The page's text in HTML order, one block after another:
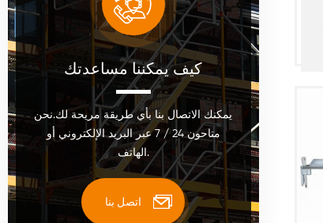
كيف يمكننا مساعدتك
يمكنك الاتصال بنا بأي طريقة مريحة لك.نحن
متاحون 24 / 7 عبر البريد الإلكتروني أو
الهاتف.
اتصل بنا